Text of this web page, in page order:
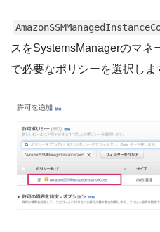
スをSystemsManagerのマネ
で必要なポリシーを選択しま